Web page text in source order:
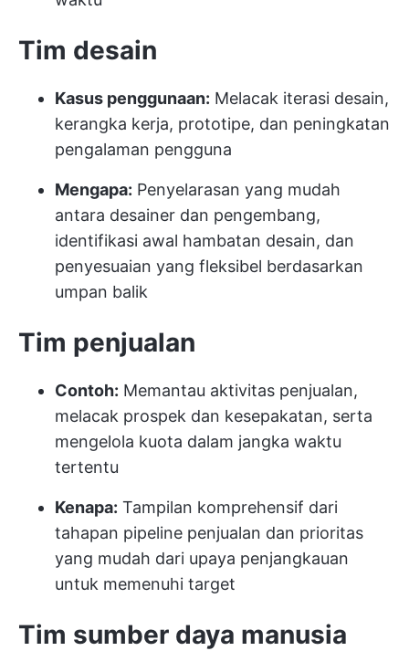
Tim desain
Kasus penggunaan: Melacak iterasi desain,
kerangka kerja, prototipe, dan peningkatan
pengalaman pengguna
Mengapa: Penyelarasan yang mudah
antara desainer dan pengembang,
identifikasi awal hambatan desain, dan
penyesuaian yang fleksibel berdasarkan
umpan balik
Tim penjualan
Contoh: Memantau aktivitas penjualan,
melacak prospek dan kesepakatan, serta
mengelola kuota dalam jangka waktu
tertentu
Kenapa: Tampilan komprehensif dari
tahapan pipeline penjualan dan prioritas
yang mudah dari upaya penjangkauan
untuk memenuhi target
Tim sumber daya manusia